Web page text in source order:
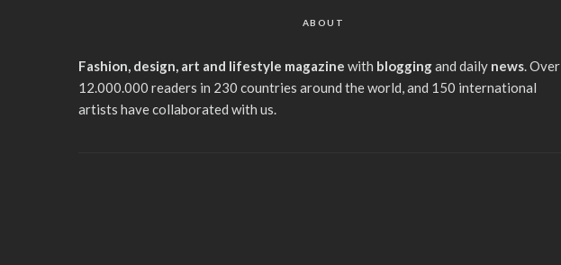
ABOUT
Fashion, design, art and lifestyle magazine with bloggingand daily news. Over
12.000.000 readers in 230 countries around the world, and 150 international
artists have collaborated with us.